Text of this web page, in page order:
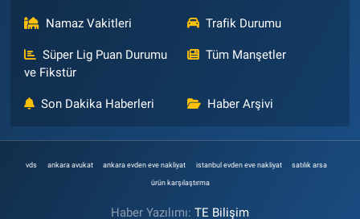
Namaz Vakitleri Trafik Durumu
Süper Lig Puan Durumu
ve Fikstür
Tüm Manşetler
Son Dakika Haberleri Haber Arşivi
vds ankara avukat ankara evden eve nakliyat istanbul evden eve nakliyat satılık arsa
ürün karşılaştırma
Haber Yazılımı: TE Bilişim